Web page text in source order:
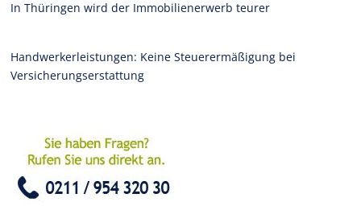
In Thüringen wird der Immobilienerwerb teurer
Handwerkerleistungen: Keine Steuerermäßigung bei
Versicherungserstattung